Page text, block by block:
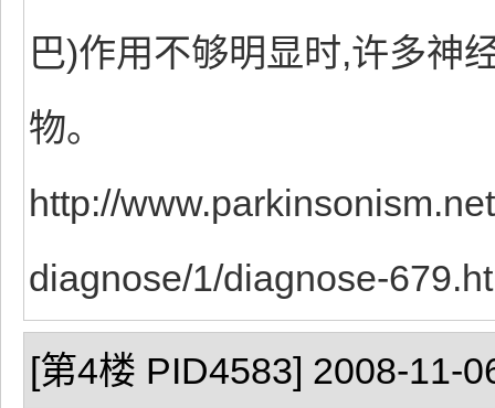
巴)作用不够明显时,许多神
物。
http://
diagnose/1/diagnose-
[第4楼 PID4583] 2008-11-